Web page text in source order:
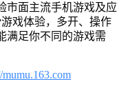
市面主流手机游戏及应
戏体验，多开、操作
满足你不同的游戏需
mumu.163.com